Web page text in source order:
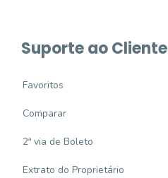
Suporte ao Cliente
Favoritos
Comparar
2ª via de Boleto
Extrato do Proprietário